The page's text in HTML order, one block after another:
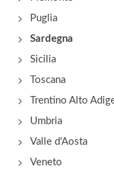
Arzachena
Puglia
Sardegna
Sicilia
Toscana
Trentino Alto
Umbria
Valle d'Aosta
Veneto